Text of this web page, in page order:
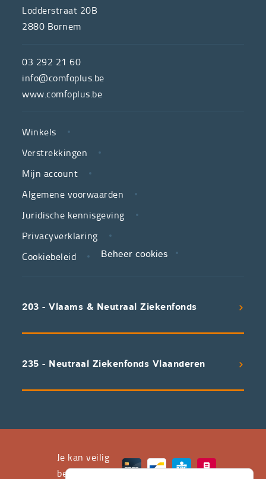
ONS
de
hulpmiddelenwinkel
van
neutrale
ziekenfondsen,
is
partner
in
zorg.
We
voorwaarden
uitstekend
waarvan
Lodderstraat 20B
2880 Bornem
03 292 21 60
info@comfoplus.be
www.comfoplus.be
LINKS
Winkels
Verstrekkingen
Mijn account
Algemene voorwaarden
Juridische kennisgeving
Privacyverklaring
Cookiebeleid
Beheer cookies
203 - Vlaams & Neutraal Ziekenfonds
235 - Neutraal Ziekenfonds Vlaanderen
Je kan veilig
betalen met